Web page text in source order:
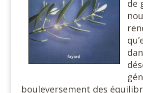
de
bouleversement des